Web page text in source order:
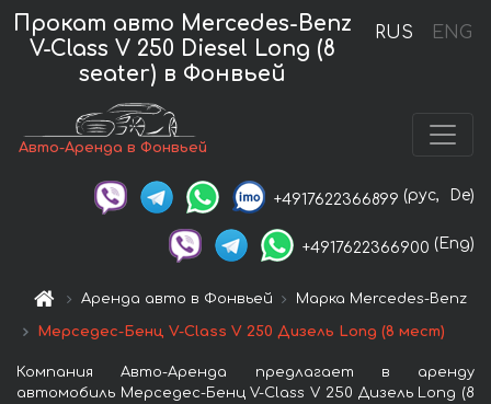
RUS ENG
Прокат авто Mercedes-Benz
V-Class V 250 Diesel Long (8
seater) в Фонвьей
Авто-Аренда в Фонвьей
+4917622366899 (рус, De)
+4917622366900 (Eng)
Аренда авто в Фонвьей Марка Mercedes-Benz
Мерседес-Бенц V-Class V 250 Дизель Long (8 мест)
Компания Авто-Аренда предлагает в аренду
автомобиль Мерседес-Бенц V-Class V 250 Дизель Long (8